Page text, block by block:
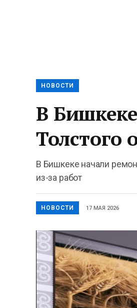
НОВОСТИ
В
Толстого
В Бишкеке начали
из-за работ
НОВОСТИ 17 МАЯ 2026